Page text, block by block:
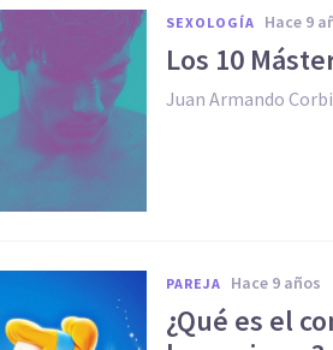
SEXOLOGÍA hace 9
Los 10
Juan Armando
PAREJA hace 9 años
¿Qué es el